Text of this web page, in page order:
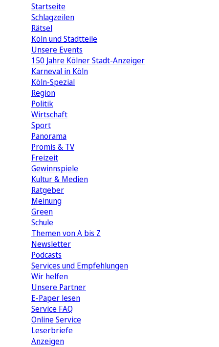
Startseite
Schlagzeilen
Rätsel
Köln und Stadtteile
Unsere Events
150 Jahre Kölner Stadt-Anzeiger
Karneval in Köln
Köln-Spezial
Region
Politik
Wirtschaft
Sport
Panorama
Promis & TV
Freizeit
Gewinnspiele
Kultur & Medien
Ratgeber
Meinung
Green
Schule
Themen von A bis Z
Newsletter
Podcasts
Services und Empfehlungen
Wir helfen
Unsere Partner
E-Paper lesen
Service FAQ
Online Service
Leserbriefe
Anzeigen